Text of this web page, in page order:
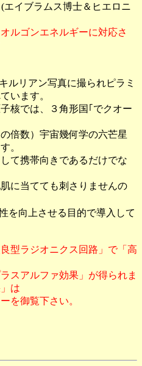
イブラムス博士＆ヒエロニ
ルゴンエネルギーに対応さ
ルリアン写真に撮られピラミ
います。
核では、３角形国｢でクオー
倍数）宇宙幾何学の六芒星
。
て携帯向きであるだけでな
に当てても刺さりませんの
を向上させる目的で導入して
型ラジオニクス回路」で「高
スアルファ効果」が得られま
は
を御覧下さい。